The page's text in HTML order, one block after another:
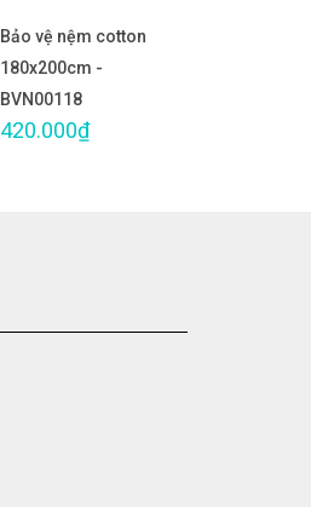
Bảo vệ nệm cotton
180x200cm -
BVN00118
420.000₫